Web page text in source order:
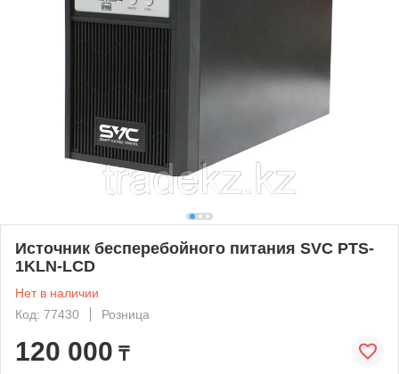
Источник бесперебойного питания SVC PTS-
1KLN-LCD
Нет в наличии
Код: 77430
Розница
120 000 ₸